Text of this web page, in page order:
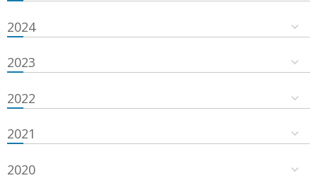
2024
2023
2022
2021
2020